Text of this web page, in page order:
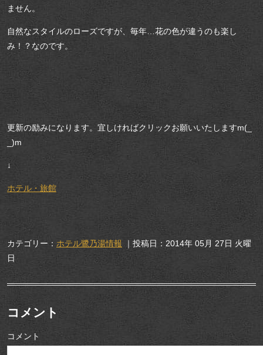
ません。
自然なスタイルのローズですが、毎年…花の色が違うのも楽し
み！？なのです。
更新の励みになります。宜しければクリックお願いいたしますm(_
_)m
↓
ホテル・旅館
カテゴリー： ホテル鷺乃湯情報 ｜投稿日：2014年 05月 27日 火曜
日
コメント
コメント